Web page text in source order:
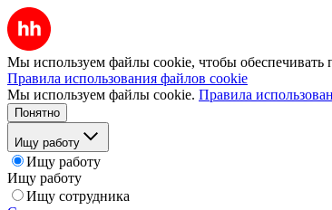
Мы используем файлы cookie, чтобы обеспечивать
Правила использования файлов cookie
Мы используем файлы cookie. Правила
Понятно
Ищу работу
Ищу работу
Ищу работу
Ищу сотрудника